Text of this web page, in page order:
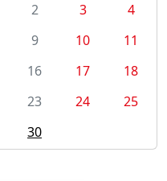
2 3
4
9 10
11
16 17
18
23 24
25
30